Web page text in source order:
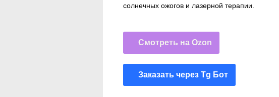
солнечных ожогов и лазерной терапии.
Смотреть на Ozon
Заказать через Tg Бот